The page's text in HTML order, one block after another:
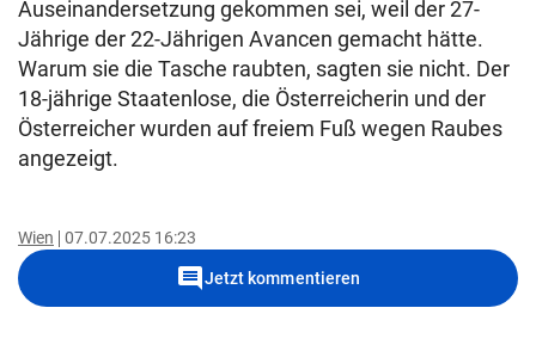
Auseinandersetzung gekommen sei, weil der 27-
Jährige der 22-Jährigen Avancen gemacht hätte.
Warum sie die Tasche raubten, sagten sie nicht. Der
18-jährige Staatenlose, die Österreicherin und der
Österreicher wurden auf freiem Fuß wegen Raubes
angezeigt.
Wien 07.07.2025 16:23
commentJetzt kommentieren